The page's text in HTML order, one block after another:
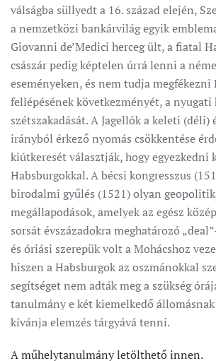
válságba süllyedt a 16. század elején,
a nemzetközi bankárvilág egyik
Giovanni de’Medici herceg ült, a fiatal
császár pedig képtelen úrrá lenni a
eseményeken, és nem tudja
fellépésének következményét, a nyugati
szétszakadását. A Jagellók a keleti (déli)
irányból érkező nyomás csökkentése
kiútkeresét választják, hogy egyezkedni
Habsburgokkal. A bécsi kongresszus
birodalmi gyűlés (1521) olyan
megállapodások, amelyek az egész
sorsát évszázadokra meghatározó
és óriási szerepük volt a Mohácshoz
hiszen a Habsburgok az oszmánokkal
segítséget nem adták meg a szükség
tanulmány e két kiemelkedő
kívánja elemzés tárgyává tenni.
A műhelytanulmány letölthető innen.